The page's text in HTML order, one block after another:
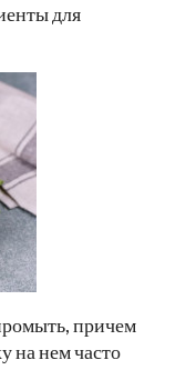
для
причем
на нем часто